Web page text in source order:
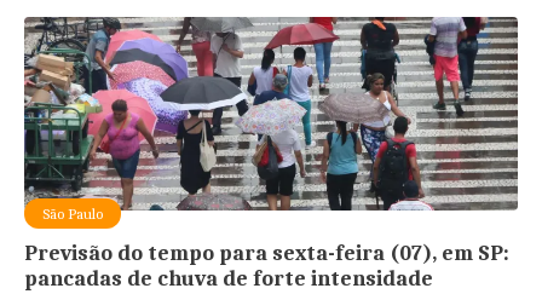
São Paulo
Previsão do tempo para sexta-feira (07), em SP:
pancadas de chuva de forte intensidade